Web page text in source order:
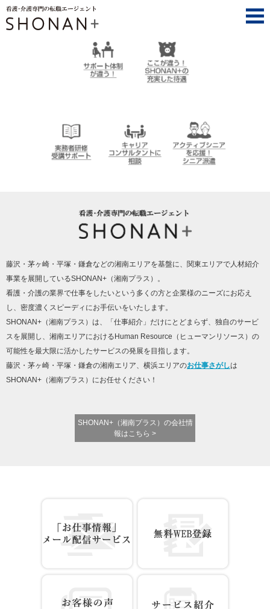
SHONAN+（湘南プラス）は、ここが違う！
う！ SHONAN＋の充実
した待遇
講者サポート タントに相談 を応援！シニア派
藤沢・茅ヶ崎・平塚・鎌倉などの湘南エリアを基盤に、関東エリアで人材紹介
事業を展開しているSHONAN+（湘南プラス）。
看護・介護の業界で仕事をしたいという多くの方と企業様のニーズにお応え
し、密度濃くスピーディにお手伝いをいたします。
SHONAN+（湘南プラス）は、「仕事紹介」だけにとどまらず、独自のサービ
スを展開し、湘南エリアにおけるHuman Resource（ヒューマンリソース）の
可能性を最大限に活かしたサービスの発展を目指します。
藤沢・茅ヶ崎・平塚・鎌倉の湘南エリア、横浜エリアのお仕事さがしは
SHONAN+（湘南プラス）にお任せください！
SHONAN+（湘南プラス）の会社情
報はこちら >